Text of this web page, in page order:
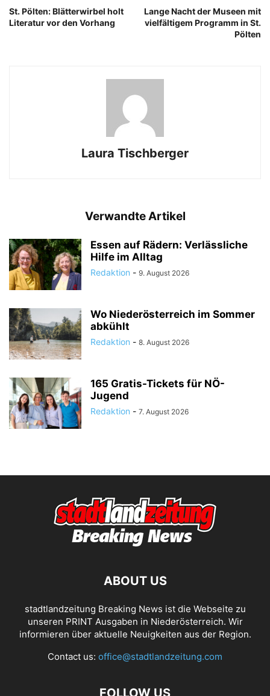
St. Pölten: Blätterwirbel holt
Literatur vor den Vorhang
Lange Nacht der Museen mit
vielfältigem Programm in St.
Pölten
Laura Tischberger
Verwandte Artikel
Essen auf Rädern: Verlässliche
Hilfe im Alltag
Redaktion - 9. August 2026
Wo Niederösterreich im Sommer
abkühlt
Redaktion - 8. August 2026
165 Gratis-Tickets für NÖ-
Jugend
Redaktion - 7. August 2026
ABOUT US
stadtlandzeitung Breaking News ist die Webseite zu
unseren PRINT Ausgaben in Niederösterreich. Wir
informieren über aktuelle Neuigkeiten aus der Region.
Contact us: office@stadtlandzeitung.com
FOLLOW US